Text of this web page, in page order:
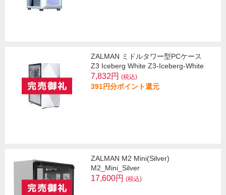
ZALMAN ミドルタワー型PCケース
Z3 Iceberg White Z3-Iceberg-White
7,832円 (税込)
391円分ポイント還元
ZALMAN M2 Mini(Silver)
M2_Mini_Silver
17,600円 (税込)